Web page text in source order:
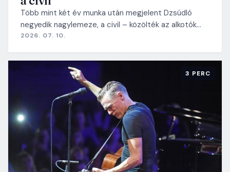
Több mint két év munka után megjelent Dzsúdló
negyedik nagylemeze, a civil – közölték az alkotók…
2026. 07. 10.
3 PERC